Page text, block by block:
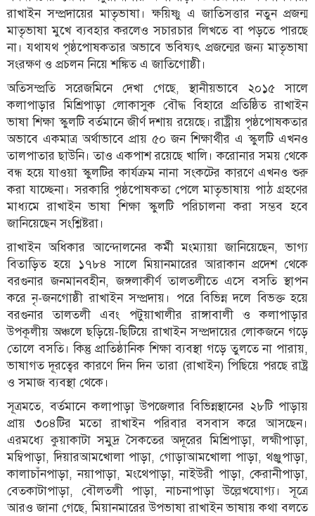
রাখাইন সম্প্রদায়ের মাতৃভাষা। ক্ষয়িষ্ণু এ জাতিসত্তার নতুন প্রজন্ম
মাতৃভাষা মুখে ব্যবহার করলেও সচারচার লিখতে বা পড়তে পারছে
না। যথাযথ পৃষ্ঠপোষকতার অভাবে ভবিষ্যৎ প্রজন্মের জন্য মাতৃভাষা
সংরক্ষণ ও প্রচলন নিয়ে শঙ্কিত এ জাতিগোষ্ঠী।
অতিসম্প্রতি সরেজমিনে দেখা গেছে, স্থানীয়ভাবে ২০১৫ সালে
কলাপাড়ার মিশ্রিপাড়া লোকাসুক বৌদ্ধ বিহারে প্রতিষ্ঠিত রাখাইন
ভাষা শিক্ষা স্কুলটি বর্তমানে জীর্ণ দশায় রয়েছে। রাষ্ট্রীয় পৃষ্ঠপোষকতার
অভাবে একমাত্র অর্থাভাবে প্রায় ৫০ জন শিক্ষার্থীর এ স্কুলটি এখনও
তালপাতার ছাউনি। তাও একপাশ রয়েছে খালি। করোনার সময় থেকে
বন্ধ হয়ে যাওয়া স্কুলটির কার্যক্রম নানা সংকটের কারণে এখনও শুরু
করা যাচ্ছেনা। সরকারি পৃষ্ঠপোষকতা পেলে মাতৃভাষায় পাঠ গ্রহণের
মাধ্যমে রাখাইন ভাষা শিক্ষা স্কুলটি পরিচালনা করা সম্ভব হবে
জানিয়েছেন সংশ্লিষ্টরা।
রাখাইন অধিকার আন্দোলনের কর্মী মংম্যায়া জানিয়েছেন, ভাগ্য
বিতাড়িত হয়ে ১৭৮৪ সালে মিয়ানমারের আরাকান প্রদেশ থেকে
বরগুনার জনমানবহীন, জঙ্গলাকীর্ণ তালতলীতে এসে বসতি স্থাপন
করে নৃ-জনগোষ্ঠী রাখাইন সম্প্রদায়। পরে বিভিন্ন দলে বিভক্ত হয়ে
বরগুনার তালতলী এবং পটুয়াখালীর রাঙ্গাবালী ও কলাপাড়ার
উপকূলীয় অঞ্চলে ছড়িয়ে-ছিটিয়ে রাখাইন সম্প্রদায়ের লোকজনে গড়ে
তোলে বসতি। কিন্তু প্রাতিষ্ঠানিক শিক্ষা ব্যবস্থা গড়ে তুলতে না পারায়,
ভাষাগত দূরত্বের কারণে দিন দিন তারা (রাখাইন) পিছিয়ে পরছে রাষ্ট্র
ও সমাজ ব্যবস্থা থেকে।
সূত্রমতে, বর্তমানে কলাপাড়া উপজেলার বিভিন্নস্থানের ২৮টি পাড়ায়
প্রায় ৩০৪টির মতো রাখাইন পরিবার বসবাস করে আসছেন।
এরমধ্যে কুয়াকাটা সমুদ্র সৈকতের অদূরের মিশ্রিপাড়া, লহ্মীপাড়া,
মম্বিপাড়া, দিয়ারআমখোলা পাড়া, গোড়াআমখোলা পাড়া, থঞ্জুপাড়া,
কালাচাঁনপাড়া, নয়াপাড়া, মংথেপাড়া, নাইউরী পাড়া, কেরানীপাড়া,
বেতকাটাপাড়া, বৌলতলী পাড়া, নাচনাপাড়া উল্লেখযোগ্য। সূত্রে
আরও জানা গেছে, মিয়ানমারের উপভাষা রাখাইন ভাষায় কথা বলতে